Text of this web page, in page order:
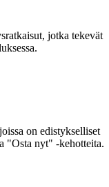
jotka tekevät
on edistykselliset
"Osta nyt" -kehotteita.